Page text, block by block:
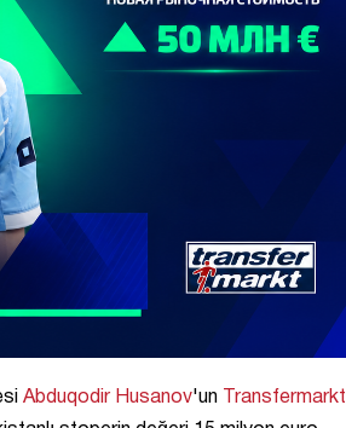
Abduqodir Husanov'un
Transfermarkt